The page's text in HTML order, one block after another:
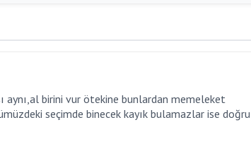
aynı,al birini vur ötekine bunlardan memeleket
seçimde binecek kayık bulamazlar ise doğru